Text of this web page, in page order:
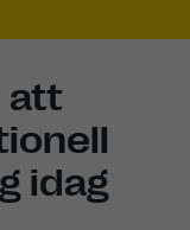
att
idag